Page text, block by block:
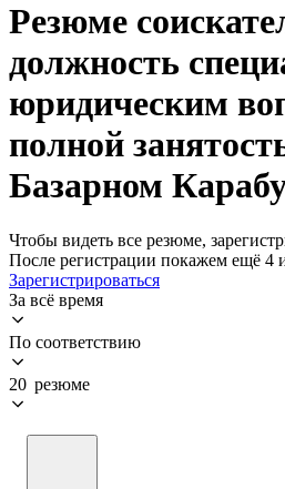
Резюме
должность
юридическим
полной
Базарном
Чтобы видеть все резюме,
После регистрации покажем ещё 4
Зарегистрироваться
За всё время
По соответствию
20 резюме